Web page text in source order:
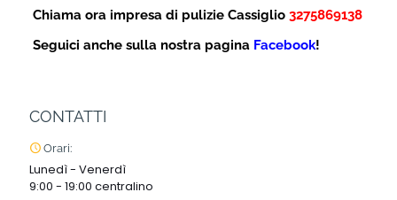
Chiama ora impresa di pulizie Cassiglio 3275869138
Seguici anche sulla nostra pagina Facebook!
CONTATTI
Orari:
Lunedì - Venerdì
9:00 - 19:00 centralino